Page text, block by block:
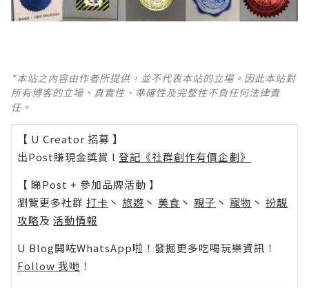
*本站之內容由作者所提供，並不代表本站的立場。因此本站對
所有博客的立場、真實性、準確性及完整性不負任何法律責
任。
【 U Creator 招募 】
出Post賺現金獎賞 l 登記《社群創作有價企劃》
【 睇Post + 參加品牌活動 】
瀏覽更多社群 打卡 丶 旅遊 丶 美食 丶 親子 丶 寵物 丶 扮靚
攻略及 活動情報
U Blog開咗WhatsApp啦！發掘更多吃喝玩樂資訊！
Follow 我哋 ！